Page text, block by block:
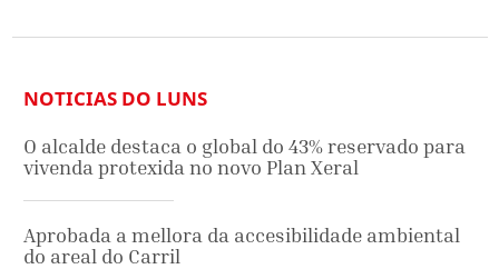
NOTICIAS DO LUNS
O alcalde destaca o global do 43% reservado para
vivenda protexida no novo Plan Xeral
Aprobada a mellora da accesibilidade ambiental
do areal do Carril